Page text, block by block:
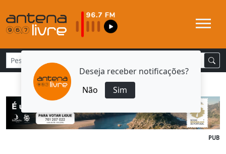
Deseja receber notificações?
Não
Sim
PUB